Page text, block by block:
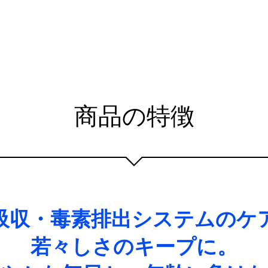
商品の特徴
収・毒素排出システムのケ
若々しさのキープに。